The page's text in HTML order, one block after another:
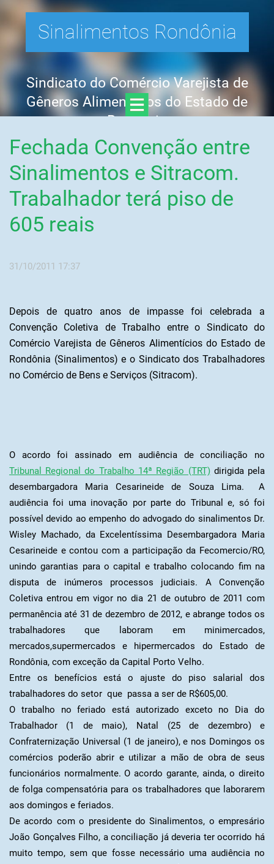
Sinalimentos Rondônia
Sindicato do Comércio Varejista de
Gêneros Alimentícios do Estado de
Rondônia
Fechada Convenção entre
Sinalimentos e Sitracom.
Trabalhador terá piso de
605 reais
31/10/2011 17:37
Depois de quatro anos de impasse foi celebrada a
Convenção Coletiva de Trabalho entre o Sindicato do
Comércio Varejista de Gêneros Alimentícios do Estado de
Rondônia (Sinalimentos) e o Sindicato dos Trabalhadores
no Comércio de Bens e Serviços (Sitracom).
O acordo foi assinado em audiência de conciliação no
Tribunal Regional do Trabalho 14ª Região (TRT)dirigida pela
desembargadora Maria Cesarineide de Souza Lima. A
audiência foi uma inovação por parte do Tribunal e, só foi
possível devido ao empenho do advogado do sinalimentos Dr.
Wisley Machado, da Excelentíssima Desembargadora Maria
Cesarineide e contou com a participação da Fecomercio/RO,
unindo garantias para o capital e trabalho colocando fim na
disputa de inúmeros processos judiciais. A Convenção
Coletiva entrou em vigor no dia 21 de outubro de 2011 com
permanência até 31 de dezembro de 2012, e abrange todos os
trabalhadores que laboram em minimercados,
mercados,supermercados e hipermercados do Estado de
Rondônia, com exceção da Capital Porto Velho.
Entre os benefícios está o ajuste do piso salarial dos
trabalhadores do setor que passa a ser de R$605,00.
O trabalho no feriado está autorizado exceto no Dia do
Trabalhador (1 de maio), Natal (25 de dezembro) e
Confraternização Universal (1 de janeiro), e nos Domingos os
comércios poderão abrir e utilizar a mão de obra de seus
funcionários normalmente. O acordo garante, ainda, o direito
de folga compensatória para os trabalhadores que laborarem
aos domingos e feriados.
De acordo com o presidente do Sinalimentos, o empresário
João Gonçalves Filho, a conciliação já deveria ter ocorrido há
muito tempo, sem que fosse necessário uma audiência no